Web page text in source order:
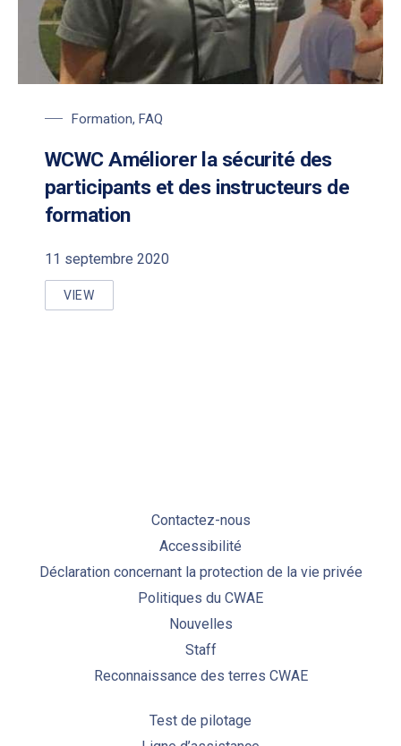
Formation, FAQ
WCWC Améliorer la sécurité des
participants et des instructeurs de
formation
11 septembre 2020
VIEW
WCWC AMÉLIORER LA SÉCURITÉ DES
Contactez-nous
Accessibilité
Déclaration concernant la protection de la vie privée
Politiques du CWAE
Nouvelles
Staff
Reconnaissance des terres CWAE
Test de pilotage